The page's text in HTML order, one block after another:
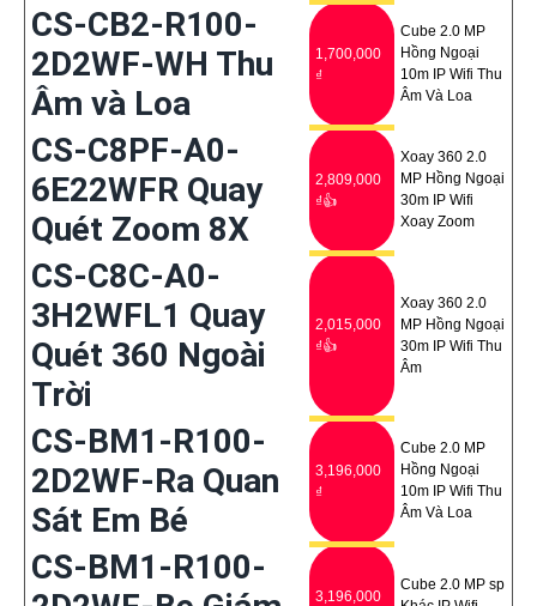
CS-CB2-R100-
2D2WF-WH Thu
Âm và Loa
1,700,000
₫
Cube 2.0 MP
Hồng Ngoại
10m IP Wifi Thu
Âm Và Loa
CS-C8PF-A0-
6E22WFR Quay
Quét Zoom 8X
2,809,000
₫👍
Xoay 360 2.0
MP Hồng Ngoại
30m IP Wifi
Xoay Zoom
CS-C8C-A0-
3H2WFL1 Quay
Quét 360 Ngoài
Trời
2,015,000
₫👍
Xoay 360 2.0
MP Hồng Ngoại
30m IP Wifi Thu
Âm
CS-BM1-R100-
2D2WF-Ra Quan
Sát Em Bé
3,196,000
₫
Cube 2.0 MP
Hồng Ngoại
10m IP Wifi Thu
Âm Và Loa
CS-BM1-R100-
3,196,000
Cube 2.0 MP sp